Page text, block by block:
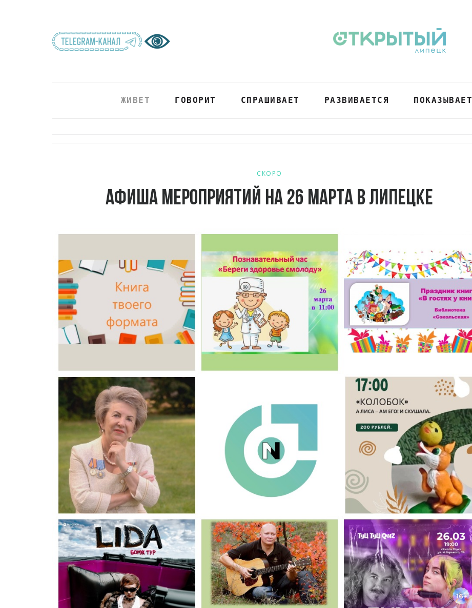
ЖИВЕТ ГОВОРИТ СПРАШИВАЕТ РАЗВИВАЕТСЯ ПОКАЗЫВАЕТ
СКОРО
Афиша мероприятий на 26 марта в Липецке